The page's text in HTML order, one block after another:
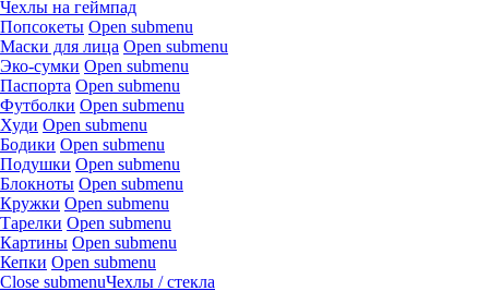
Чехлы на геймпад
Попсокеты Open submenu
Маски для лица Open submenu
Эко-сумки Open submenu
Паспорта Open submenu
Футболки Open submenu
Худи Open submenu
Бодики Open submenu
Подушки Open submenu
Блокноты Open submenu
Кружки Open submenu
Тарелки Open submenu
Картины Open submenu
Кепки Open submenu
Close submenuЧехлы / стекла